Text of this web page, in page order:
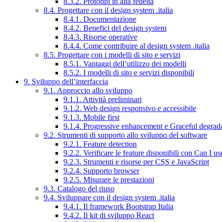
8.4. Progettare con il design system .italia
8.4.1. Documentazione
8.4.2. Benefici del design system
8.4.3. Risorse operative
8.4.4. Come contribuire al design system .italia
8.5. Progettare con i modelli di sito e servizi
8.5.1. Vantaggi dell’utilizzo dei modelli
8.5.2. I modelli di sito e servizi disponibili
9. Sviluppo dell’interfaccia
9.1. Approccio allo sviluppo
9.1.1. Attività preliminari
9.1.2. Web design responsivo e accessibile
9.1.3. Mobile first
9.1.4. Progressive enhancement e Graceful
9.2. Strumenti di supporto allo sviluppo del software
9.2.1. Feature detection
9.2.2. Verificare le feature disponibili con Can I
9.2.3. Strumenti e risorse per CSS e JavaScript
9.2.4. Supporto browser
9.2.5. Misurare le prestazioni
9.3. Catalogo del riuso
9.4. Sviluppare con il design system .italia
9.4.1. Il framework Bootstrap Italia
9.4.2. Il kit di sviluppo React